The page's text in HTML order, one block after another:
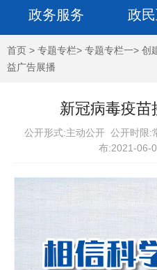
政务服务
政
首页 > 专题专栏> 专题专栏一> 创
益广告展播
新冠病毒疫苗
公开形式:主动公开 公开时限:
布:2021-06-